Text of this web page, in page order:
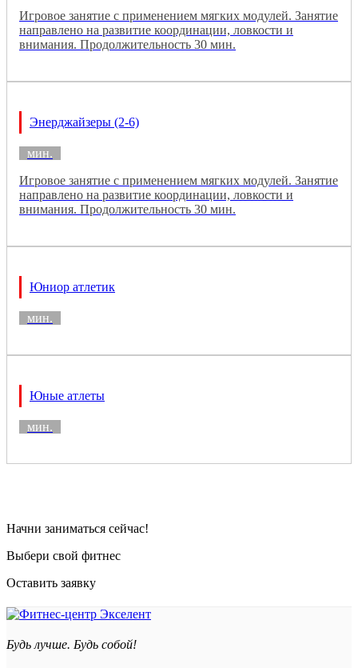
Игровое занятие с применением мягких модулей. Занятие
направлено на развитие координации, ловкости и
внимания. Продолжительность 30 мин.
Энерджайзеры (2-6)
мин.
Игровое занятие с применением мягких модулей. Занятие
направлено на развитие координации, ловкости и
внимания. Продолжительность 30 мин.
Юниор атлетик
мин.
Юные атлеты
мин.
Начни заниматься сейчас!
Выбери свой фитнес
Оставить заявку
Будь лучше. Будь собой!